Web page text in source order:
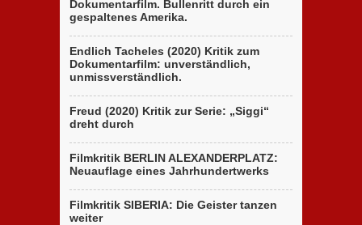
Dokumentarfilm. Bullenritt durch ein
gespaltenes Amerika.
Endlich Tacheles (2020) Kritik zum
Dokumentarfilm: unverständlich,
unmissverständlich.
Freud (2020) Kritik zur Serie: „Siggi“
dreht durch
Filmkritik BERLIN ALEXANDERPLATZ:
Neuauflage eines Jahrhundertwerks
Filmkritik SIBERIA: Die Geister tanzen
weiter